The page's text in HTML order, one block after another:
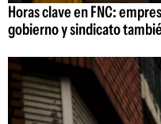
Horas clave en FNC:
gobierno y sindicato